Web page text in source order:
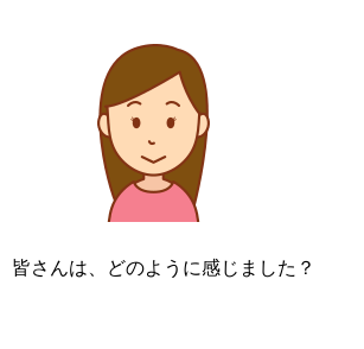
皆さんは、どのように感じました？